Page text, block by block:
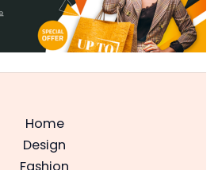
Home
Design